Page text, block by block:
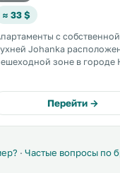
≈ 33 $
с собственной
Johanka
зоне в городе
хранения велосипедов и
парковка для
Предоставляется
Перейти →
· Частые вопросы по